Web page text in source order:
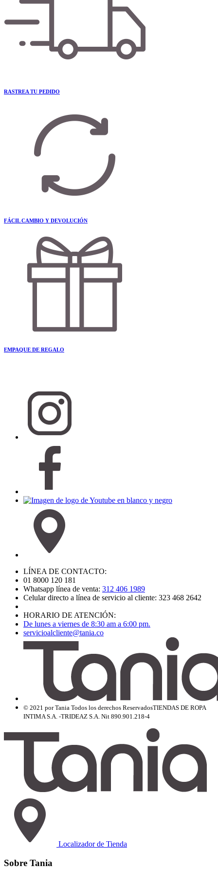
RASTREA TU PEDIDO
FÁCIL CAMBIO Y DEVOLUCIÓN
EMPAQUE DE REGALO
LÍNEA DE CONTACTO:
01 8000 120 181
Whatsapp línea de venta: 312 406 1989
Celular directo a línea de servicio al cliente: 323 468 2642
HORARIO DE ATENCIÓN:
De lunes a viernes de 8:30 am a 6:00 pm.
servicioalcliente@tania.co
© 2021 por Tania Todos los derechos ReservadosTIENDAS DE ROPA
INTIMA S.A. -TRIDEAZ S.A. Nit 890.901.218-4
Localizador de Tienda
Sobre Tania